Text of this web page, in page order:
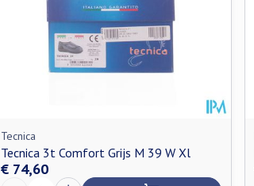
Tecnica
Tecnica 3t Comfort Grijs M 39 W Xl
€ 74,60